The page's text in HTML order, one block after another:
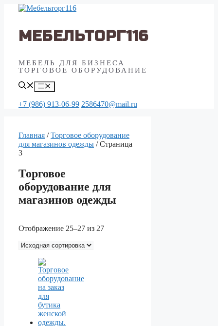
Перейти
МЕБЕЛЬТОРГ116
МЕБЕЛЬ ДЛЯ БИЗНЕСА
ТОРГОВОЕ ОБОРУДОВАНИЕ
Меню
+7 (986) 913-06-99 2586470@mail.ru
Главная /Торговое оборудование
для магазинов одежды / Страница
3
Торговое
оборудование для
магазинов одежды
Отображение 25–27 из 27